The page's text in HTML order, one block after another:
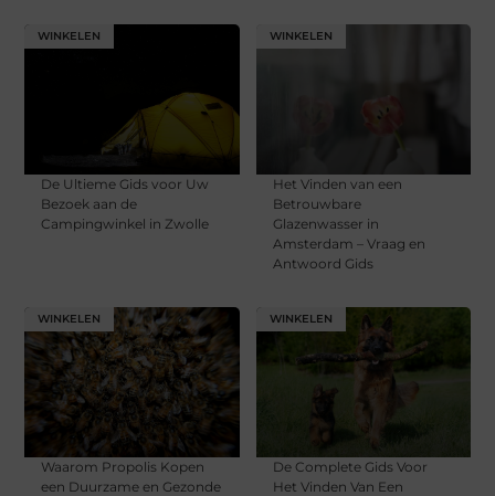
WINKELEN
De Ultieme Gids voor Uw
Bezoek aan de
Campingwinkel in Zwolle
WINKELEN
Het Vinden van een
Betrouwbare
Glazenwasser in
Amsterdam – Vraag en
Antwoord Gids
WINKELEN
Waarom Propolis Kopen
een Duurzame en Gezonde
WINKELEN
De Complete Gids Voor
Het Vinden Van Een